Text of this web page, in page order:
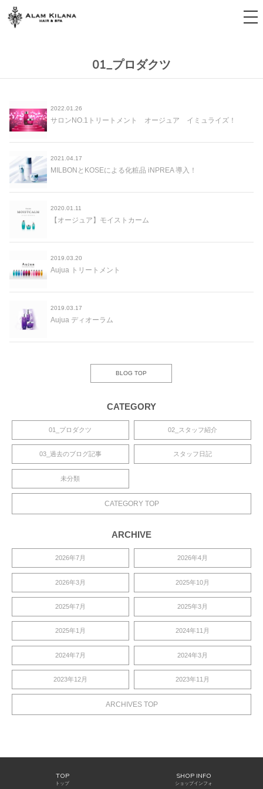
01_プロダクツ
2022.01.26
サロンNO.1トリートメント オージュア イミュライズ！
2021.04.17
MILBONとKOSEによる化粧品 iNPREA 導入！
2020.01.11
【オージュア】モイストカーム
2019.03.20
Aujua トリートメント
2019.03.17
Aujua ディオーラム
BLOG TOP
CATEGORY
01_プロダクツ 02_スタッフ紹介
03_過去のブログ記事 スタッフ日記
未分類
CATEGORY TOP
ARCHIVE
2026年7月 2026年4月
2026年3月 2025年10月
2025年7月 2025年3月
2025年1月 2024年11月
2024年7月 2024年3月
2023年12月 2023年11月
ARCHIVES TOP
TOP
トップ
SHOP INFO
ショップインフォ